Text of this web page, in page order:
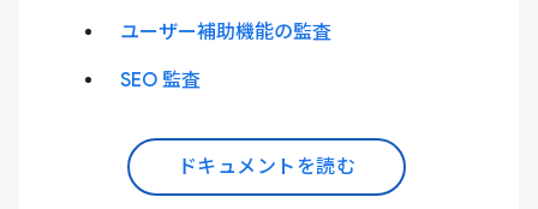
ユーザー補助機能の監査
SEO 監査
ドキュメントを読む